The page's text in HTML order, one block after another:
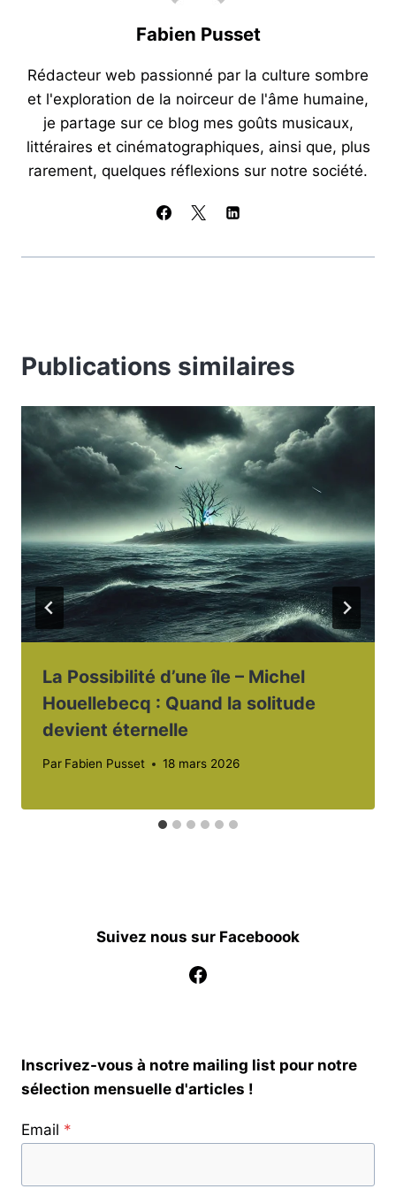
p
Fabien Pusset
Rédacteur web passionné par la culture sombre
et l'exploration de la noirceur de l'âme humaine,
je partage sur ce blog mes goûts musicaux,
littéraires et cinématographiques, ainsi que, plus
rarement, quelques réflexions sur notre société.
Publications similaires
La Possibilité d’une île – Michel
Houellebecq : Quand la solitude
devient éternelle
Par Fabien Pusset 18 mars 2026
Suivez nous sur Faceboook
Facebook
Inscrivez-vous à notre mailing list pour notre
sélection mensuelle d'articles !
Email *